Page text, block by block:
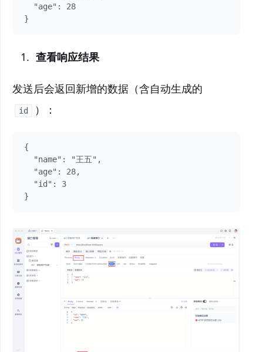
  "age": 28
}
查看响应结果
发送后会返回新增的数据（含自动生成的
id ）：
{
  "name": "王五",
  "age": 28,
  "id": 3
}